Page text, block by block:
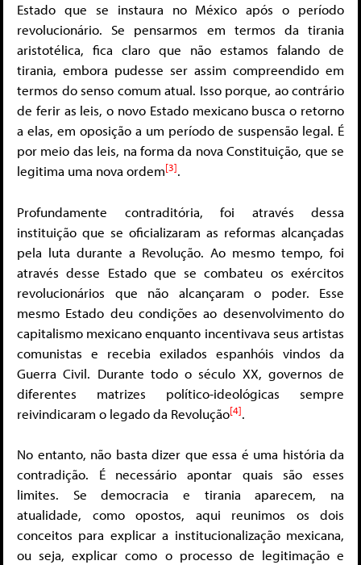
Estado que se instaura no México após o período
revolucionário. Se pensarmos em termos da tirania
aristotélica, fica claro que não estamos falando de
tirania, embora pudesse ser assim compreendido em
termos do senso comum atual. Isso porque, ao contrário
de ferir as leis, o novo Estado mexicano busca o retorno
a elas, em oposição a um período de suspensão legal. É
por meio das leis, na forma da nova Constituição, que se
legitima uma nova ordem[3].
Profundamente contraditória, foi através dessa
instituição que se oficializaram as reformas alcançadas
pela luta durante a Revolução. Ao mesmo tempo, foi
através desse Estado que se combateu os exércitos
revolucionários que não alcançaram o poder. Esse
mesmo Estado deu condições ao desenvolvimento do
capitalismo mexicano enquanto incentivava seus artistas
comunistas e recebia exilados espanhóis vindos da
Guerra Civil. Durante todo o século XX, governos de
diferentes matrizes político-ideológicas sempre
reivindicaram o legado da Revolução[4].
No entanto, não basta dizer que essa é uma história da
contradição. É necessário apontar quais são esses
limites. Se democracia e tirania aparecem, na
atualidade, como opostos, aqui reunimos os dois
conceitos para explicar a institucionalização mexicana,
ou seja, explicar como o processo de legitimação e